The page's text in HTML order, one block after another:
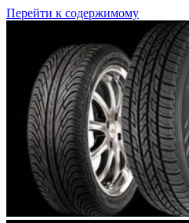
Перейти к содержимому